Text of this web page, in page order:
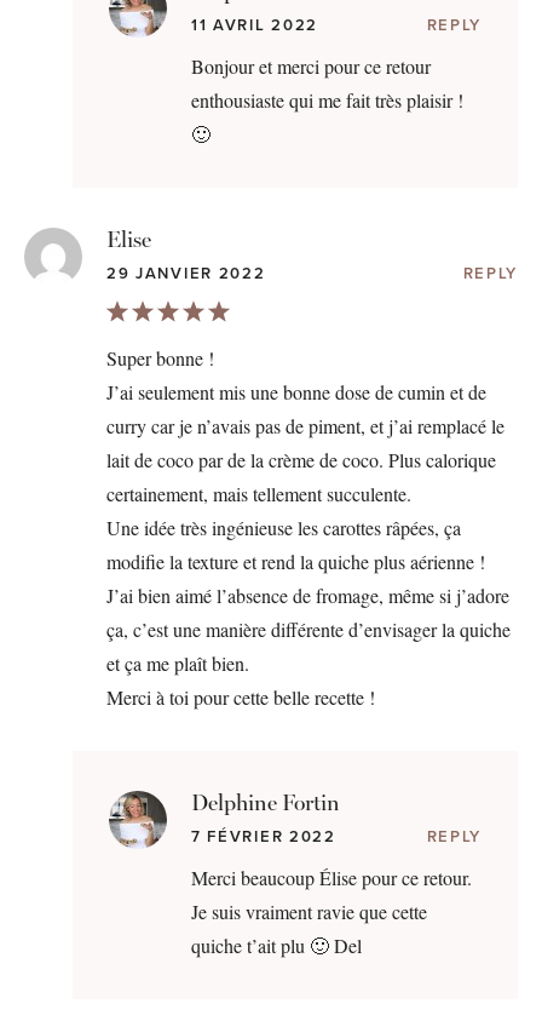
11 AVRIL 2022 REPLY
Bonjour et merci pour ce retour
enthousiaste qui me fait très plaisir !
🙂
Elise
29 JANVIER 2022 REPLY
Super bonne !
J’ai seulement mis une bonne dose de cumin et de
curry car je n’avais pas de piment, et j’ai remplacé le
lait de coco par de la crème de coco. Plus calorique
certainement, mais tellement succulente.
Une idée très ingénieuse les carottes râpées, ça
modifie la texture et rend la quiche plus aérienne !
J’ai bien aimé l’absence de fromage, même si j’adore
ça, c’est une manière différente d’envisager la quiche
et ça me plaît bien.
Merci à toi pour cette belle recette !
Delphine Fortin
7 FÉVRIER 2022 REPLY
Merci beaucoup Élise pour ce retour.
Je suis vraiment ravie que cette
quiche t’ait plu 🙂 Del